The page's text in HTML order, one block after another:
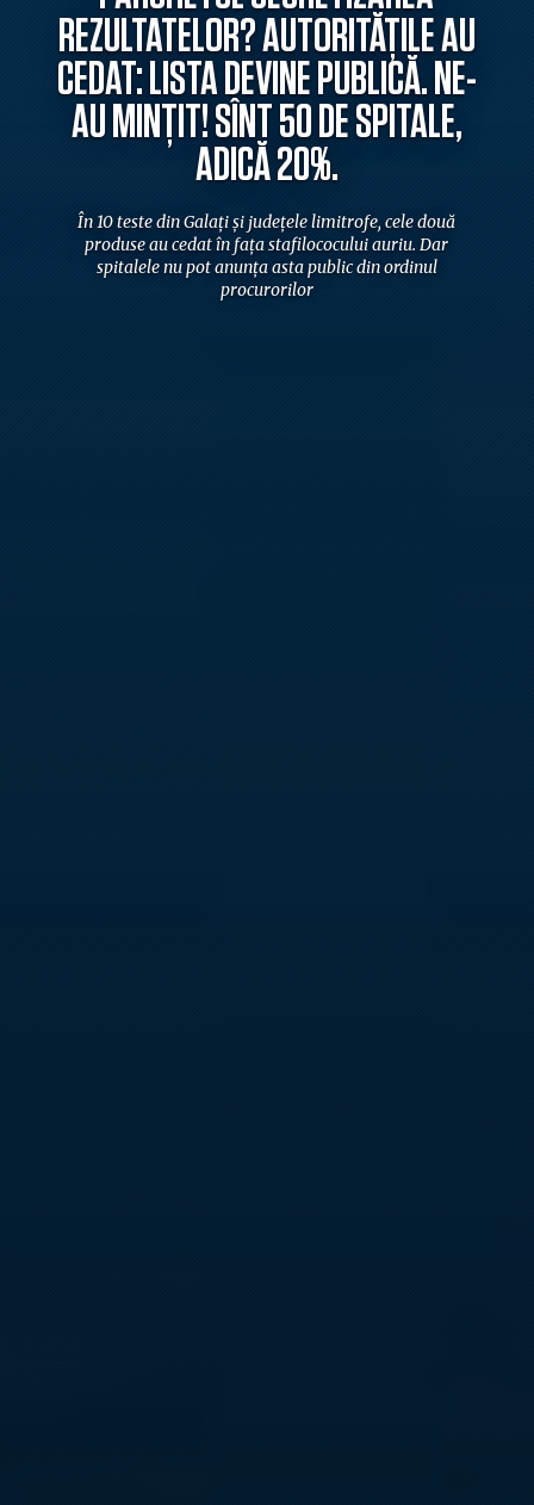
REZULTATELOR? AUTORITĂȚILE AU
CEDAT: LISTA DEVINE PUBLICĂ. NE-
AU MINȚIT! SÎNT 50 DE SPITALE,
ADICĂ 20%.
În 10 teste din Galați și județele limitrofe, cele două
produse au cedat în fața stafilococului auriu. Dar
spitalele nu pot anunța asta public din ordinul
procurorilor